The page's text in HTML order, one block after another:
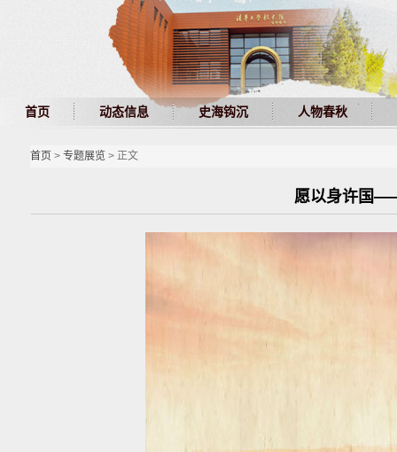
首页 动态信息 史海钩沉 人物春秋
首页 > 专题展览> 正文
愿以身许国